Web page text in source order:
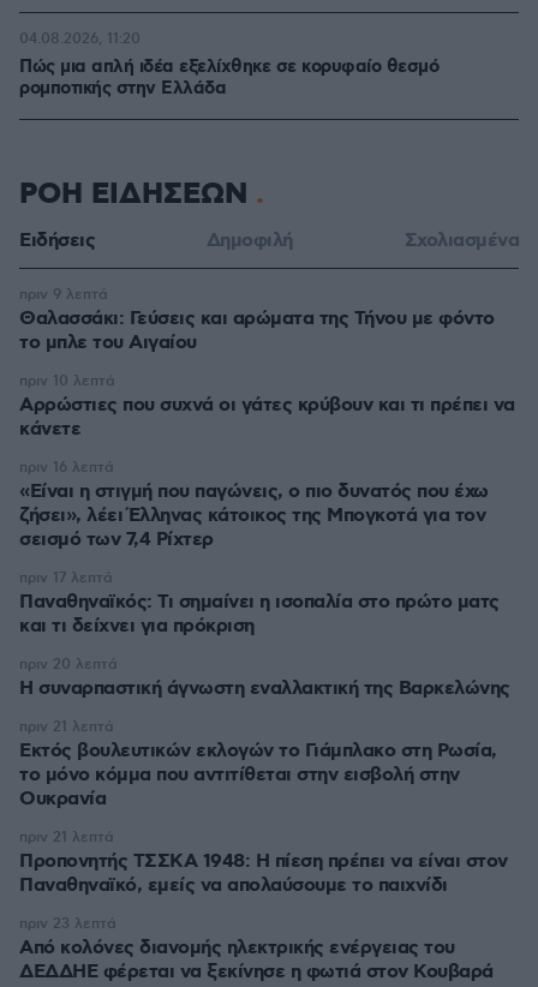
Πώς μια απλή ιδέα εξελίχθηκε σε κορυφαίο θεσμό
ρομποτικής στην Ελλάδα
04.08.2026, 11:20
ΡΟΗ ΕΙΔΗΣΕΩΝ
Ειδήσεις Δημοφιλή Σχολιασμένα
Θαλασσάκι: Γεύσεις και αρώματα της Τήνου με φόντο
το μπλε του Αιγαίου
πριν 9 λεπτά
Αρρώστιες που συχνά οι γάτες κρύβουν και τι πρέπει να
κάνετε
πριν 10 λεπτά
«Είναι η στιγμή που παγώνεις, ο πιο δυνατός που έχω
ζήσει», λέει Έλληνας κάτοικος της Μπογκοτά για τον
σεισμό των 7,4 Ρίχτερ
πριν 16 λεπτά
Παναθηναϊκός: Τι σημαίνει η ισοπαλία στο πρώτο ματς
και τι δείχνει για πρόκριση
πριν 17 λεπτά
H συναρπαστική άγνωστη εναλλακτική της Βαρκελώνης
πριν 20 λεπτά
Εκτός βουλευτικών εκλογών το Γιάμπλακο στη Ρωσία,
το μόνο κόμμα που αντιτίθεται στην εισβολή στην
Ουκρανία
πριν 21 λεπτά
Προπονητής ΤΣΣΚΑ 1948: Η πίεση πρέπει να είναι στον
Παναθηναϊκό, εμείς να απολαύσουμε το παιχνίδι
πριν 21 λεπτά
Από κολόνες διανομής ηλεκτρικής ενέργειας του
ΔΕΔΔΗΕ φέρεται να ξεκίνησε η φωτιά στον Κουβαρά
πριν 23 λεπτά